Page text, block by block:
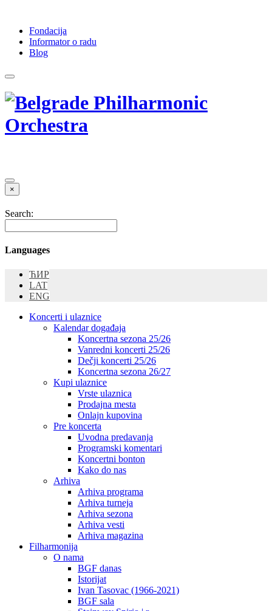
Fondacija
Informator o radu
Blog
×
Search:
Languages
ЋИР
LAT
ENG
Koncerti i ulaznice
Kalendar događaja
Koncertna sezona 25/26
Vanredni koncerti 25/26
Dečji koncerti 25/26
Koncertna sezona 26/27
Kupi ulaznice
Vrste ulaznica
Prodajna mesta
Onlajn kupovina
Pre koncerta
Uvodna predavanja
Programski komentari
Koncertni bonton
Kako do nas
Arhiva
Arhiva programa
Arhiva turneja
Arhiva sezona
Arhiva vesti
Arhiva magazina
Filharmonija
O nama
BGF danas
Istorijat
Ivan Tasovac (1966-2021)
BGF sala